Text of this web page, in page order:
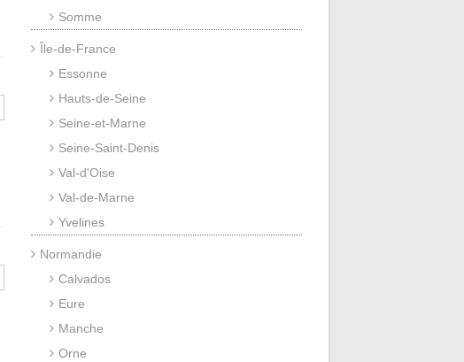
Somme
Île-de-France
Essonne
Hauts-de-Seine
Seine-et-Marne
Seine-Saint-Denis
Val-d'Oise
Val-de-Marne
Yvelines
Normandie
Calvados
Eure
Manche
Orne